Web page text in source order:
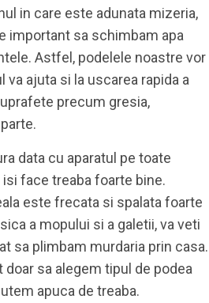
in care este adunata mizeria,
important sa schimbam apa
Astfel, podelele noastre vor
va ajuta si la uscarea rapida a
precum gresia,
data cu aparatul pe toate
face treaba foarte bine.
este frecata si spalata foarte
a mopului si a galetii, va veti
sa plimbam murdaria prin casa.
sa alegem tipul de podea
apuca de treaba.